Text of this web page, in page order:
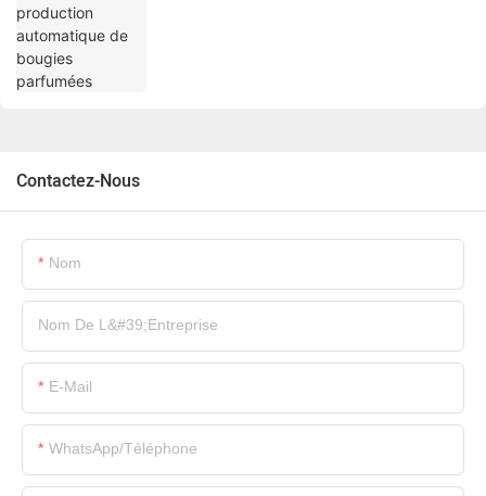
Contactez-Nous
Nom
Nom De L&#39;entreprise
E-Mail
WhatsApp/Téléphone